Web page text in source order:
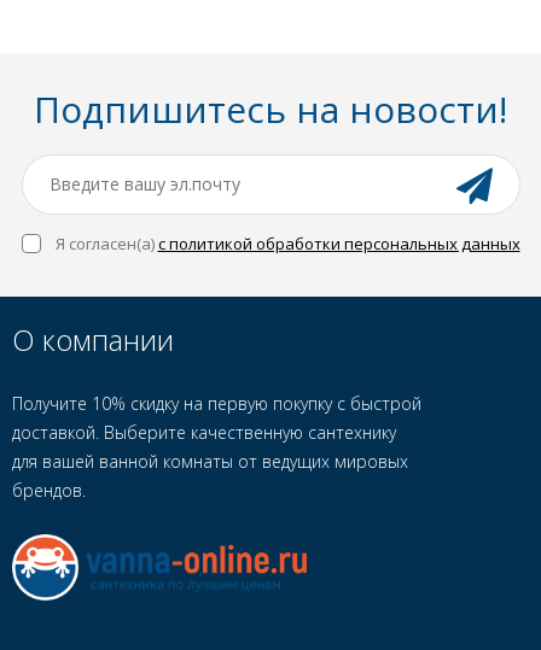
Подпишитесь на новости!
Я согласен(a)с политикой обработки персональных данных
О компании
Получите 10% скидку на первую покупку с быстрой
доставкой. Выберите качественную сантехнику
для вашей ванной комнаты от ведущих мировых
брендов.